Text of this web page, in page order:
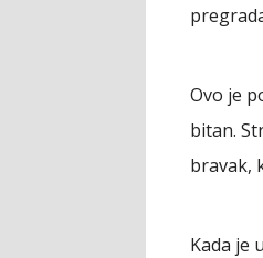
Ovo je
bitan.
bravak,
Kada je